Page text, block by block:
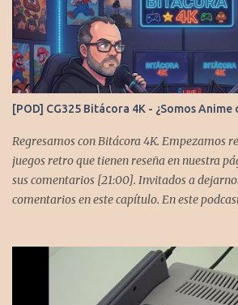
[POD] CG325 Bitácora 4K - ¿Somos Anime
Regresamos con Bitácora 4K. Empezamos
juegos retro que tienen reseña en nuestra
sus comentarios [21:00]. Invitados a
comentarios en este capítulo. En este
@GoombaVictor y @flagstaad que no
ustedes. Muchas gracias a todos los que
plataformas de podcast y nos dejan